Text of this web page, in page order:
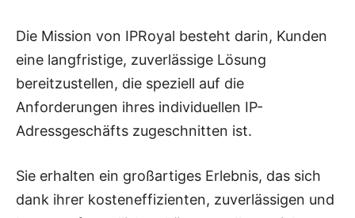
Die Mission von IPRoyal besteht darin, Kunden
eine langfristige, zuverlässige Lösung
bereitzustellen, die speziell auf die
Anforderungen ihres individuellen IP-
Adressgeschäfts zugeschnitten ist.
Sie erhalten ein großartiges Erlebnis, das sich
dank ihrer kosteneffizienten, zuverlässigen und